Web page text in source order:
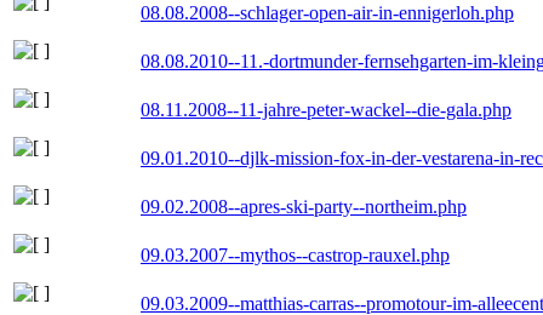
08.08.2008--schlager-open-air-in-ennigerloh.php
08.08.2010--11.-dortmunder-fernsehgarten-im-
08.11.2008--11-jahre-peter-wackel--die-gala.php
09.01.2010--djlk-mission-fox-in-der-vestarena-in-
09.02.2008--apres-ski-party--northeim.php
09.03.2007--mythos--castrop-rauxel.php
09.03.2009--matthias-carras--promotour-im-